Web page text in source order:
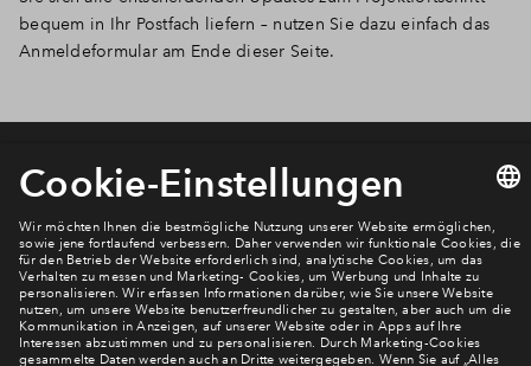
bequem in Ihr Postfach liefern – nutzen Sie dazu einfach das
Anmeldeformular am Ende dieser Seite.
Newsletter Anmeldung
Verpassen Sie zu diesem Wohnprojekt keine Neuigkeiten
mehr! Wir halten Sie auf dem Laufenden – mit unserem
regelmäßig erscheinenden Newsletter informieren wir Sie
über den Stand dieses und weiterer Neubauprojekte.
E-Mail-Adresse